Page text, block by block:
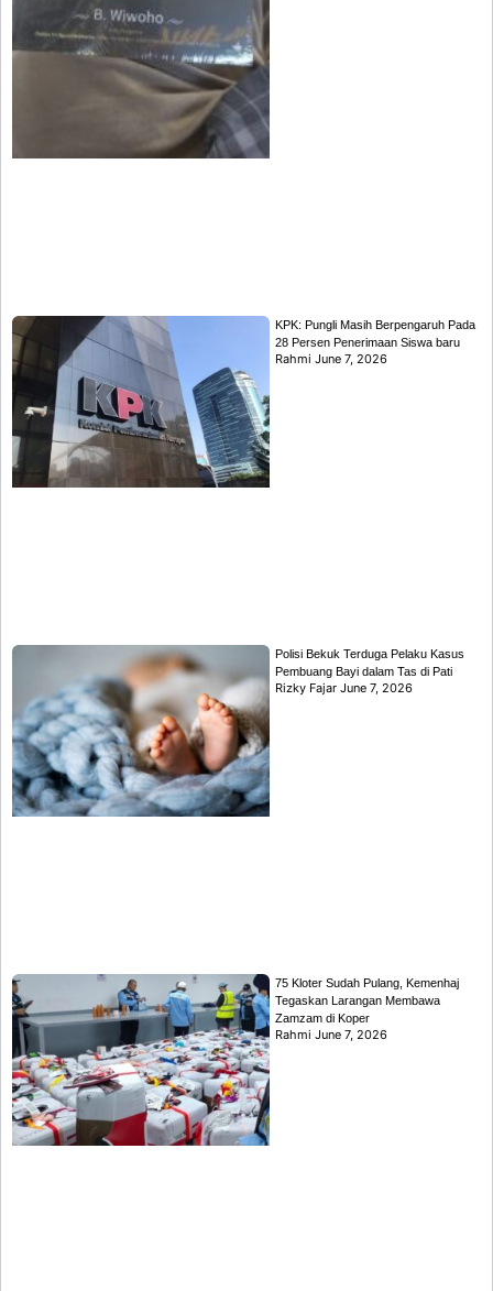
KPK: Pungli Masih Berpengaruh Pada
28 Persen Penerimaan Siswa baru
RahmiJune 7, 2026
Polisi Bekuk Terduga Pelaku Kasus
Pembuang Bayi dalam Tas di Pati
Rizky FajarJune 7, 2026
75 Kloter Sudah Pulang, Kemenhaj
Tegaskan Larangan Membawa
Zamzam di Koper
RahmiJune 7, 2026